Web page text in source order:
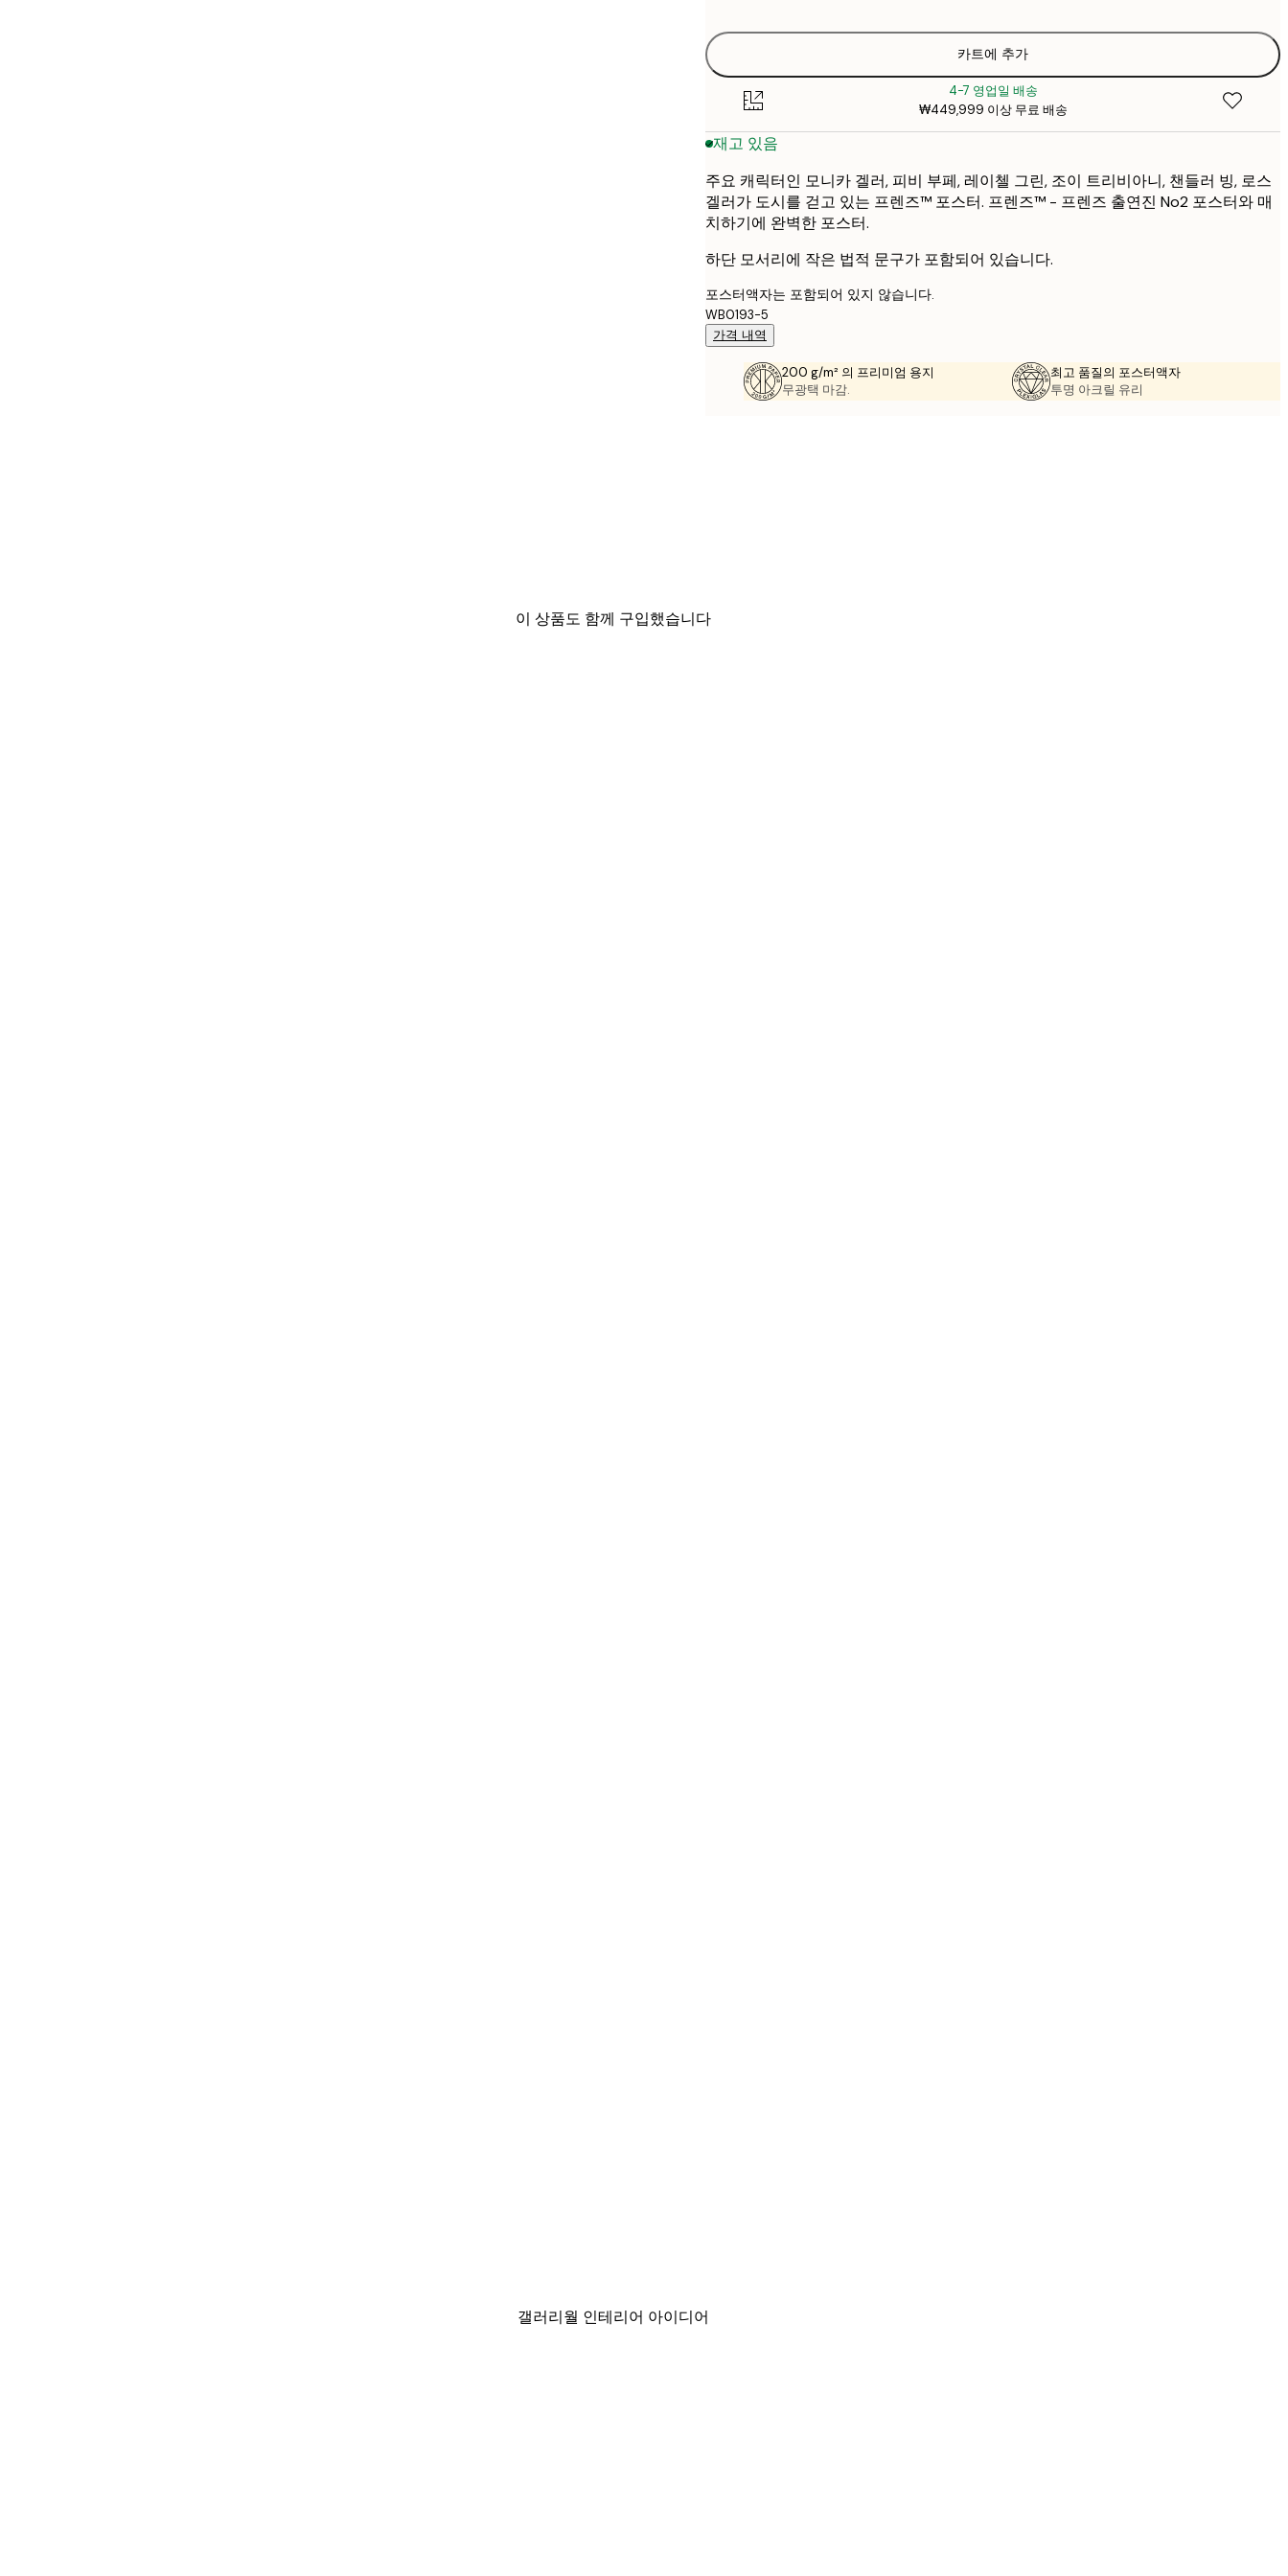
카트에 추가
4-7 영업일 배송
₩449,999 이상 무료 배송
재고 있음
주요 캐릭터인 모니카 겔러, 피비 부페, 레이첼 그린, 조이 트리비아니, 챈들러 빙, 로스
겔러가 도시를 걷고 있는 프렌즈™ 포스터. 프렌즈™ - 프렌즈 출연진 No2 포스터와 매
치하기에 완벽한 포스터.
하단 모서리에 작은 법적 문구가 포함되어 있습니다.
포스터액자는 포함되어 있지 않습니다.
WB0193-5
가격 내역
200 g/m² 의 프리미엄 용지
무광택 마감.
최고 품질의 포스터액자
투명 아크릴 유리
이 상품도 함께 구입했습니다
갤러리월 인테리어 아이디어